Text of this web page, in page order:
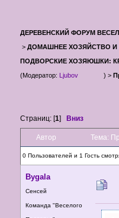
ДЕРЕВЕНСКИЙ ФОРУМ
> ДОМАШНЕЕ ХОЗЯЙСТВО И
ПОДВОРСКИЕ ХОЗЯЮШКИ:
(Модератор: Ljubov ) >
Страниц: [1] Вниз
Автор Тема:
0 Пользователей и 1 Гость
Bygala
Сенсей
Команда "Веселого